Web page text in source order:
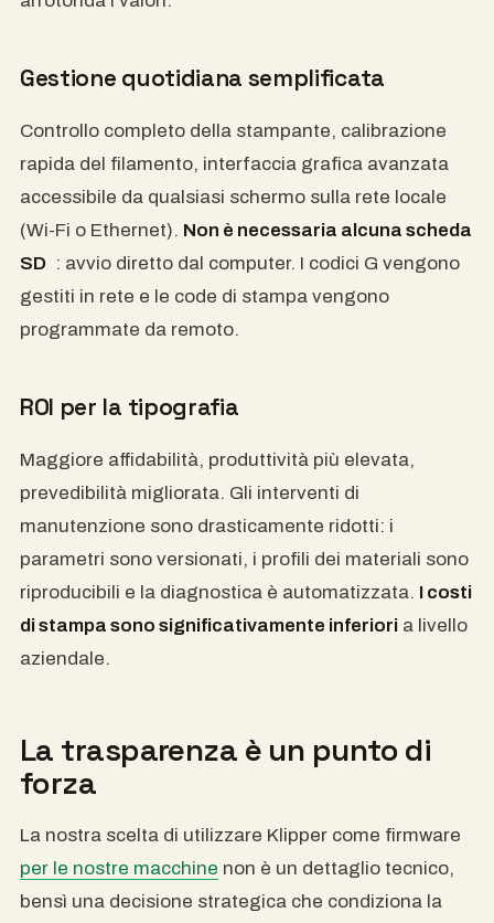
Gestione quotidiana semplificata
Controllo completo della stampante, calibrazione
rapida del filamento, interfaccia grafica avanzata
accessibile da qualsiasi schermo sulla rete locale
(Wi-Fi o Ethernet). Non è necessaria alcuna scheda
SD : avvio diretto dal computer. I codici G vengono
gestiti in rete e le code di stampa vengono
programmate da remoto.
ROI per la tipografia
Maggiore affidabilità, produttività più elevata,
prevedibilità migliorata. Gli interventi di
manutenzione sono drasticamente ridotti: i
parametri sono versionati, i profili dei materiali sono
riproducibili e la diagnostica è automatizzata. I costi
di stampa sono significativamente inferiori a livello
aziendale.
La trasparenza è un punto di
forza
La nostra scelta di utilizzare Klipper come firmware
per le nostre macchine non è un dettaglio tecnico,
bensì una decisione strategica che condiziona la